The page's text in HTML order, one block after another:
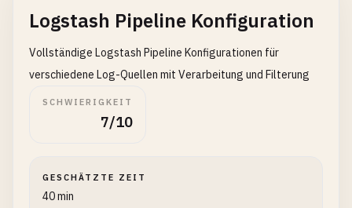
Logstash Pipeline Konfiguration
Vollständige Logstash Pipeline Konfigurationen für
verschiedene Log-Quellen mit Verarbeitung und Filterung
SCHWIERIGKEIT
7/10
GESCHÄTZTE ZEIT
40 min